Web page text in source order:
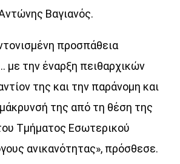
Βαγιανός.
προσπάθεια
µε την έναρξη πειθαρχικών
της και την παράνοµη και
της από τη θέση της
Τµήµατος Εσωτερικού
ανικανότητας», πρόσθεσε.